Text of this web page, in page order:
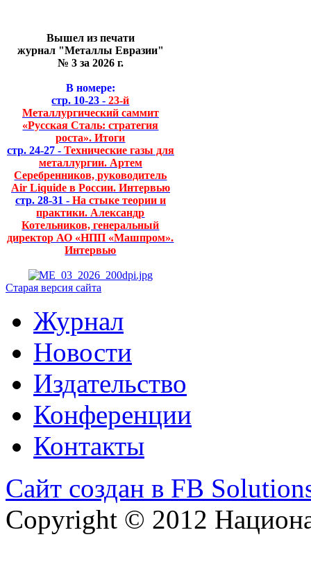
Вышел из печати
журнал "Металлы Евразии"
№ 3 за 2026 г.
В номере:
стр. 10-23 - 23-й
Металлургический саммит
«Русская Сталь: стратегия
роста». Итоги
стр. 24-27 - Технические газы для
металлургии. Артем
Серебренников, руководитель
Air Liquide в России. Интервью
стр. 28-31 - На стыке теории и
практики. Александр
Котельников, генеральный
директор АО «НПП «Машпром».
Интервью
Старая версия сайта
Журнал
Новости
Издательство
Конференции
Контакты
Сайт создан в FB
Copyright © 2012